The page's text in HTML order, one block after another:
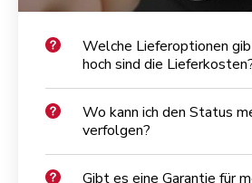
Welche Lieferoptionen
hoch sind die
Wo kann ich den Status
verfolgen?
Gibt es eine Garantie für